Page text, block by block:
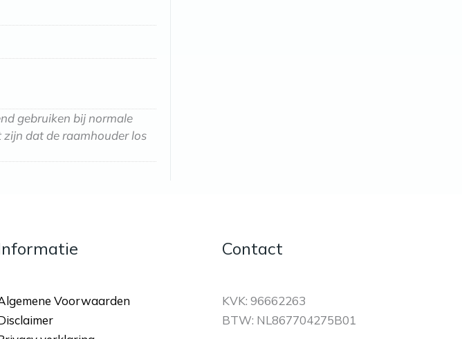
gebruiken bij normale
dat de raamhouder los
Voorwaarden
Contact
KVK: 96662263
BTW: NL867704275B01